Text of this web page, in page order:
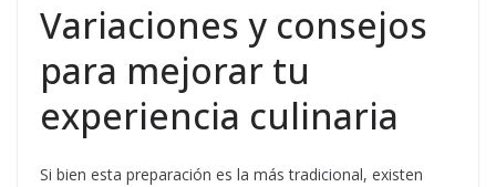
Variaciones y consejos
para mejorar tu
experiencia culinaria
Si bien esta preparación es la más tradicional, existen